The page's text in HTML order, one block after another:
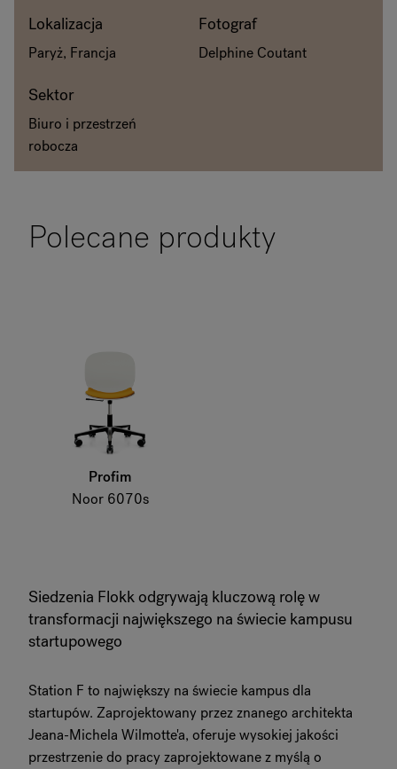
Zrównoważony rozwój
Lokalizacja
Paryż, Francja
Sektor
Biuro i przestrzeń
robocza
Fotograf
Delphine Coutant
Polecane produkty
Profim
Noor 6070s
Siedzenia Flokk odgrywają kluczową rolę w
transformacji największego na świecie kampusu
startupowego
Station F to największy na świecie kampus dla
startupów. Zaprojektowany przez znanego architekta
Jeana-Michela Wilmotte'a, oferuje wysokiej jakości
przestrzenie do pracy zaprojektowane z myślą o